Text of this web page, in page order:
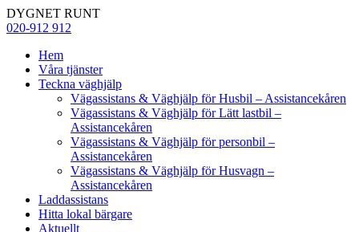
DYGNET RUNT
020-912 912
Hem
Våra tjänster
Teckna väghjälp
Vägassistans & Väghjälp för Husbil – Assistancekåren
Vägassistans & Väghjälp för Lätt lastbil –
Assistancekåren
Vägassistans & Väghjälp för personbil –
Assistancekåren
Vägassistans & Väghjälp för Husvagn –
Assistancekåren
Laddassistans
Hitta lokal bärgare
Aktuellt